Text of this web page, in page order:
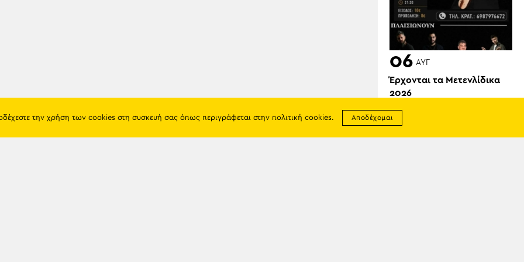
06 ΑΥΓ
Έρχονται τα Μετενλίδικα
2026
την χρήση των cookies στη συσκευή σας όπως περιγράφεται στην πολιτική cookies. Αποδέχομαι